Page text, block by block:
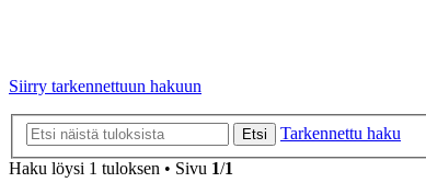
Siirry tarkennettuun hakuun
Etsi
Tarkennettu haku
Haku löysi 1 tuloksen • Sivu 1/1